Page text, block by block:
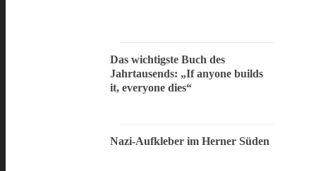
Das wichtigste Buch des
Jahrtausends: „If anyone builds
it, everyone dies“
Nazi-Aufkleber im Herner Süden